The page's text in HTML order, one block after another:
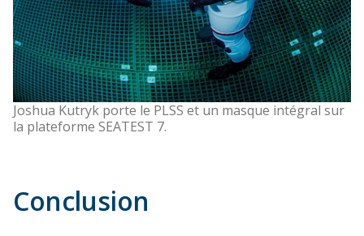
Joshua Kutryk porte le PLSS et un masque intégral sur
la plateforme SEATEST 7.
Conclusion